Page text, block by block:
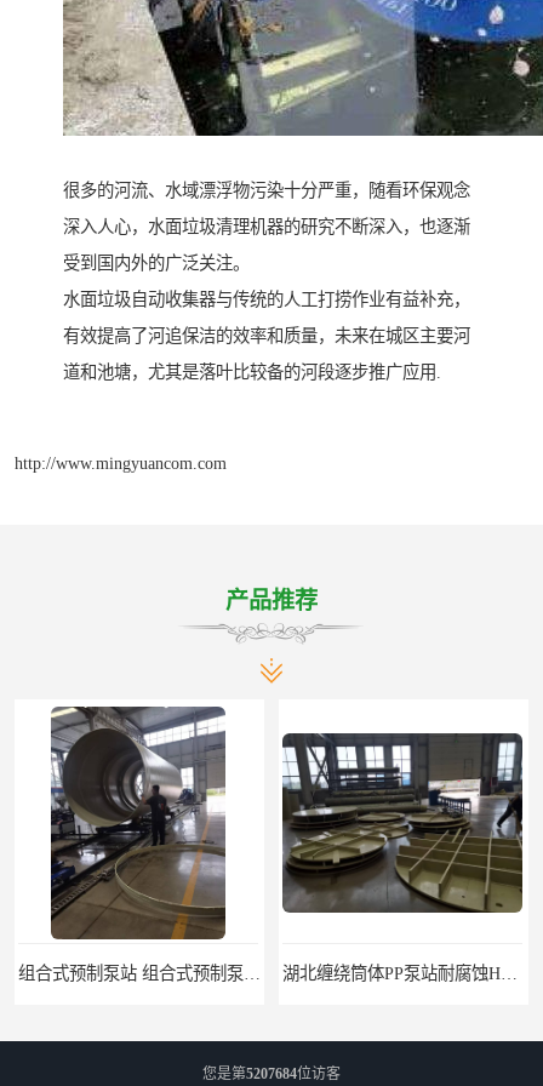
很多的河流、水域漂浮物污染十分严重，随看环保观念
深入人心，水面垃圾清理机器的研究不断深入，也逐渐
受到国内外的广泛关注。
水面垃圾自动收集器与传统的人工打捞作业有益补充，
有效提高了河追保洁的效率和质量，未来在城区主要河
道和池塘，尤其是落叶比较备的河段逐步推广应用.
http://www.mingyuancom.com
产品推荐
您是第5207684位访客